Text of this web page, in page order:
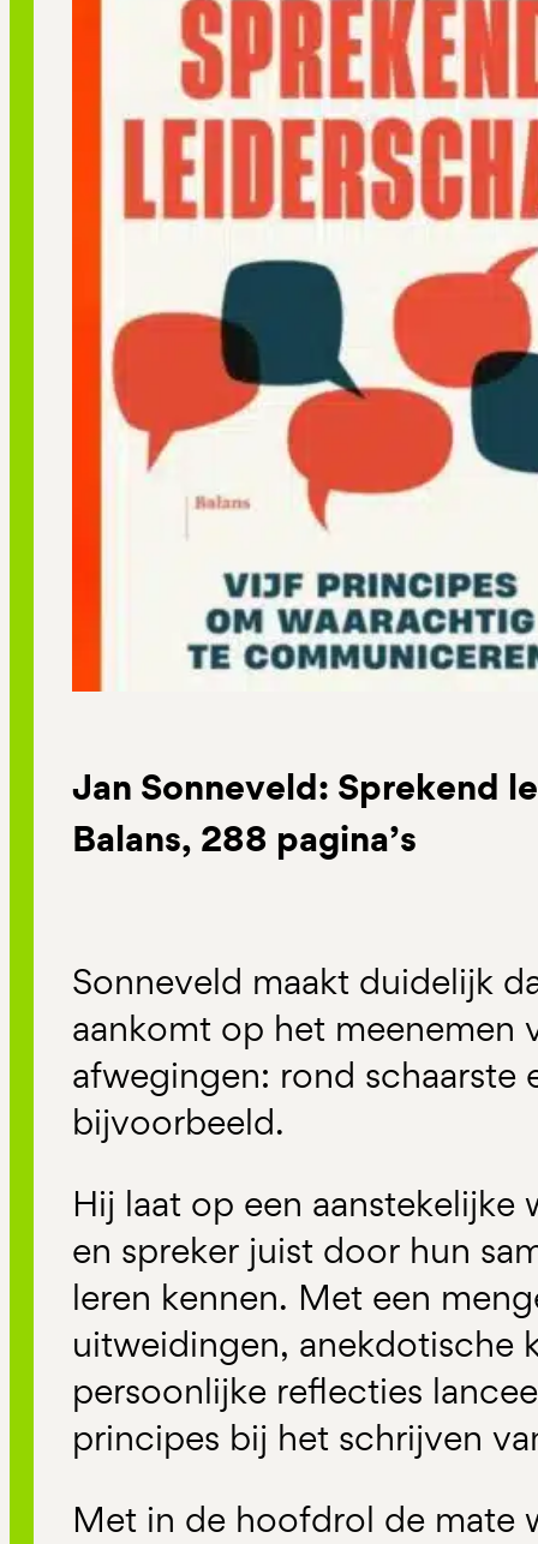
Jan Sonneveld: Sprekend
Balans, 288 pagina’s
Sonneveld maakt duidelijk
aankomt op het meenemen
afwegingen: rond schaarste
bijvoorbeeld.
Hij laat op een aanstekelijke
en spreker juist door hun
leren kennen. Met een
uitweidingen, anekdotische
persoonlijke reflecties
principes bij het schrijven
Met in de hoofdrol de mate